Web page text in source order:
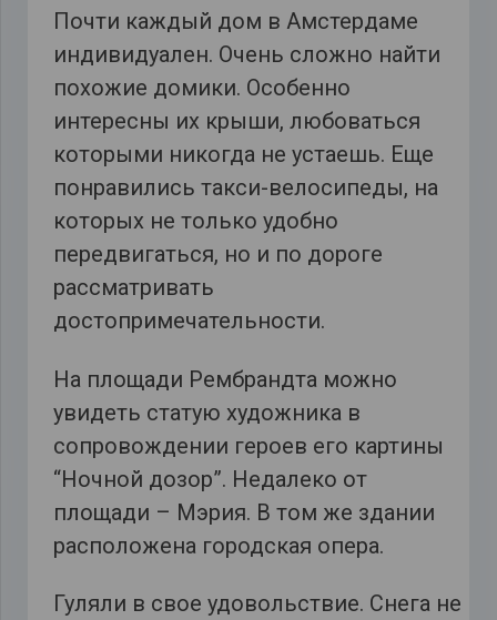
Почти каждый дом в Амстердаме
индивидуален. Очень сложно найти
похожие домики. Особенно
интересны их крыши, любоваться
которыми никогда не устаешь. Еще
понравились такси-велосипеды, на
которых не только удобно
передвигаться, но и по дороге
рассматривать
достопримечательности.
На площади Рембрандта можно
увидеть статую художника в
сопровождении героев его картины
“Ночной дозор”. Недалеко от
площади – Мэрия. В том же здании
расположена городская опера.
Гуляли в свое удовольствие. Снега не